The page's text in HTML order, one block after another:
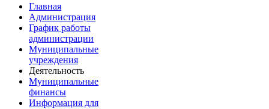
Главная
Администрация
График работы
администрации
Муниципальные
учреждения
Деятельность
Муниципальные
финансы
Информация для